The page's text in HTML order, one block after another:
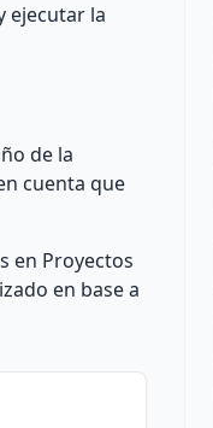
ejecutar la
de la
cuenta que
en Proyectos
en base a